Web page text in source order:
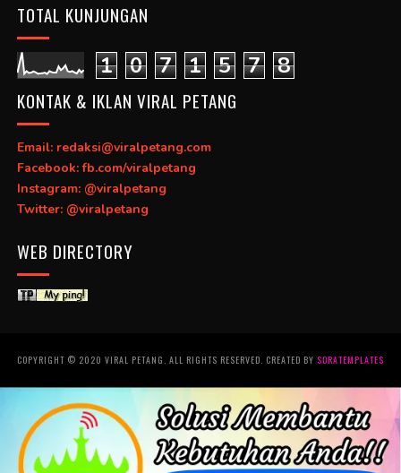
TOTAL KUNJUNGAN
1 0 7 1 5 7 8
KONTAK & IKLAN VIRAL PETANG
Email: redaksi@viralpetang.com
Facebook: fb.com/viralpetang
Instagram: @viralpetang
Twitter: @viralpetang
WEB DIRECTORY
COPYRIGHT © 2020 VIRAL PETANG. ALL RIGHTS RESERVED. CREATED BY SORATEMPLATES